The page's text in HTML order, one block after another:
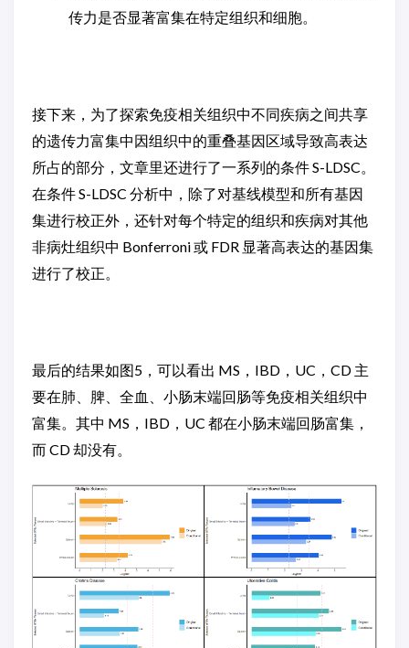
传力是否显著富集在特定组织和细胞。
接下来，为了探索免疫相关组织中不同疾病之间共享
的遗传力富集中因组织中的重叠基因区域导致高表达
所占的部分，文章里还进行了一系列的条件 S-LDSC。
在条件 S-LDSC 分析中，除了对基线模型和所有基因
集进行校正外，还针对每个特定的组织和疾病对其他
非病灶组织中 Bonferroni 或 FDR 显著高表达的基因集
进行了校正。
最后的结果如图5，可以看出 MS，IBD，UC，CD 主
要在肺、脾、全血、小肠末端回肠等免疫相关组织中
富集。其中 MS，IBD，UC 都在小肠末端回肠富集，
而 CD 却没有。